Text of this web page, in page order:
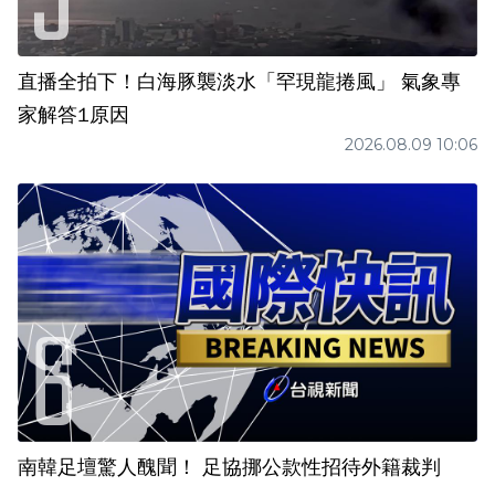
直播全拍下！白海豚襲淡水「罕現龍捲風」 氣象專
家解答1原因
2026.08.09 10:06
南韓足壇驚人醜聞！ 足協挪公款性招待外籍裁判